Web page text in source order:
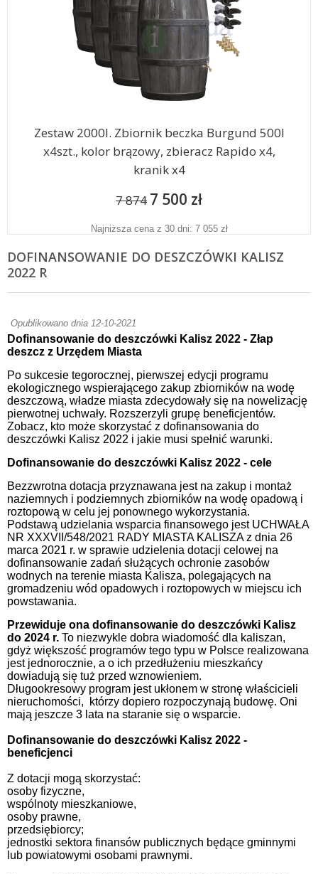
Zestaw 2000l. Zbiornik beczka Burgund 500l
x4szt., kolor brązowy, zbieracz Rapido x4,
kranik x4
7 874 7 500 zł
Najniższa cena z 30 dni: 7 055 zł
DOFINANSOWANIE DO DESZCZÓWKI KALISZ
2022 R
Opublikowano dnia 12-10-2021
Dofinansowanie do deszczówki Kalisz 2022 - Złap
deszcz z Urzędem Miasta
Po sukcesie tegorocznej, pierwszej edycji programu
ekologicznego wspierającego zakup zbiorników na wodę
deszczową, władze miasta zdecydowały się na nowelizację
pierwotnej uchwały. Rozszerzyli grupę beneficjentów.
Zobacz, kto może skorzystać z dofinansowania do
deszczówki Kalisz 2022 i jakie musi spełnić warunki.
Dofinansowanie do deszczówki Kalisz 2022 - cele
Bezzwrotna dotacja przyznawana jest na zakup i montaż
naziemnych i podziemnych zbiorników na wodę opadową i
roztopową w celu jej ponownego wykorzystania.
Podstawą udzielania wsparcia finansowego jest UCHWAŁA
NR XXXVII/548/2021 RADY MIASTA KALISZA z dnia 26
marca 2021 r. w sprawie udzielenia dotacji celowej na
dofinansowanie zadań służących ochronie zasobów
wodnych na terenie miasta Kalisza, polegających na
gromadzeniu wód opadowych i roztopowych w miejscu ich
powstawania.
Przewiduje ona dofinansowanie do deszczówki Kalisz
do 2024 r. To niezwykle dobra wiadomość dla kaliszan,
gdyż większość programów tego typu w Polsce realizowana
jest jednorocznie, a o ich przedłużeniu mieszkańcy
dowiadują się tuż przed wznowieniem.
Długookresowy program jest ukłonem w stronę właścicieli
nieruchomości, którzy dopiero rozpoczynają budowę. Oni
mają jeszcze 3 lata na staranie się o wsparcie.
Dofinansowanie do deszczówki Kalisz 2022 -
beneficjenci
Z dotacji mogą skorzystać:
osoby fizyczne,
wspólnoty mieszkaniowe,
osoby prawne,
przedsiębiorcy;
jednostki sektora finansów publicznych będące gminnymi
lub powiatowymi osobami prawnymi.